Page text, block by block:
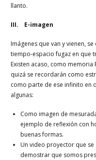
llanto.
III. E-imagen
Imágenes que van y vienen,
tiempo-espacio fugaz en que
Existen acaso, como memoria
quizá se recordarán como
como parte de ese infinito en
algunas:
Como imagen de
ejemplo de reflexión con
buenas formas.
Un video proyector que
demostrar que somos